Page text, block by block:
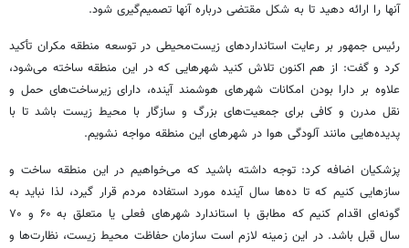
آنها را ارائه دهید تا به شکل مقتضی درباره آنها تصمیم‌گیری شود.
رئیس جمهور بر رعایت استانداردهای زیست‌محیطی درتوسعه منطقه مکران تأکید
کرد و گفت: از هم اکنون تلاش کنید شهرهایی که در این منطقه ساخته می‌شود،
علاوه بر دارا بودن امکانات شهرهای هوشمند آینده، دارای زیرساخت‌هایحمل و
نقل مدرن و کافی برای جمعیت‌های بزرگ و سازگار با محیط زیست باشد تا با
پدیده‌هایی مانند آلودگی هوا در شهرهای این منطقه مواجه نشویم.
پزشکیان اضافه کرد: توجه داشته باشید که می‌خواهیم در این منطقه ساخت و
سازهایی کنیم که تا ده‌ها سال آینده مورد استفاده مردم قرار گیرد، لذا نباید به
گونه‌ای اقدام کنیم که مطابق با استاندارد شهرهای فعلی یا متعلق به ۶۰ و ۷۰
سال قبل باشد. در این زمینه لازم است سازمان حفاظت محیط زیست، نظارت‌ها و